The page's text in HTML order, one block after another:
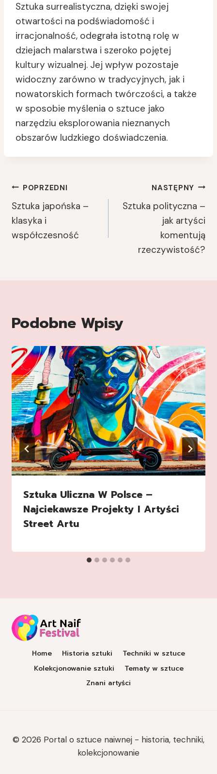
Sztuka surrealistyczna, dzięki swojej
otwartości na podświadomość i
irracjonalność, odegrała istotną rolę w
dziejach malarstwa i szeroko pojętej
kultury wizualnej. Jej wpływ pozostaje
widoczny zarówno w tradycyjnych, jak i
nowatorskich formach twórczości, a także
w sposobie myślenia o sztuce jako
narzędziu eksplorowania nieznanych
obszarów ludzkiego doświadczenia.
Nawigacja
Wpisu
POPRZEDNI
Sztuka japońska –
klasyka i
współczesność
NASTĘPNY
Sztuka polityczna –
jak artyści
komentują
rzeczywistość?
Podobne Wpisy
Sztuka Uliczna W Polsce –
Najciekawsze Projekty I Artyści
Street Artu
Home Historia sztuki
Techniki w sztuce
Kolekcjonowanie sztuki
Tematy w sztuce
Znani artyści
© 2026 Portal o sztuce naiwnej - historia, techniki,
kolekcjonowanie